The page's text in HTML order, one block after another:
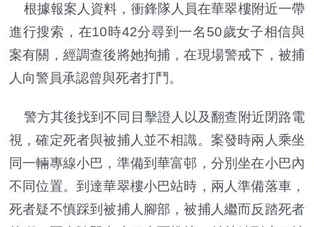
根據報案人資料，衝鋒隊人員在華翠樓附近一帶
進行搜索，在10時42分尋到一名50歲女子相信與
案有關，經調查後將她拘捕，在現場警戒下，被捕
人向警員承認曾與死者打鬥。
警方其後找到不同目擊證人以及翻查附近閉路電
視，確定死者與被捕人並不相識。案發時兩人乘坐
同一輛專線小巴，準備到華富邨，分別坐在小巴內
不同位置。到達華翠樓小巴站時，兩人準備落車，
死者疑不慎踩到被捕人腳部，被捕人繼而反踏死者